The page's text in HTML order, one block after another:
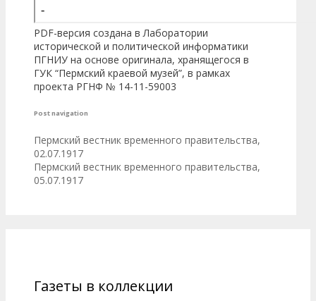
PDF-версия создана в Лаборатории
исторической и политической информатики
ПГНИУ на основе оригинала, хранящегося в
ГУК “Пермский краевой музей”, в рамках
проекта РГНФ № 14-11-59003
Post navigation
Пермский вестник временного правительства,
02.07.1917
Пермский вестник временного правительства,
05.07.1917
Газеты в коллекции